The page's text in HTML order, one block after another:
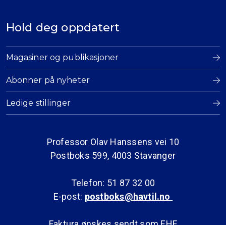
Hold deg oppdatert
Magasiner og publikasjoner
Abonner på nyheter
Ledige stillinger
Professor Olav Hanssens vei 10
Postboks 599, 4003 Stavanger
Telefon: 51 87 32 00
E-post: postboks@havtil.no